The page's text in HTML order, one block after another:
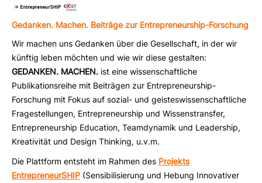
Gedanken. Machen. Beiträge zur Entrepreneurship-Forschung
Wir machen uns Gedanken über die Gesellschaft, in der wir
künftig leben möchten und wie wir diese gestalten:
GEDANKEN. MACHEN.ist eine wissenschaftliche
Publikationsreihe mit Beiträgen zur Entrepreneurship-
Forschung mit Fokus auf sozial- und geisteswissenschaftliche
Fragestellungen, Entrepreneurship und Wissenstransfer,
Entrepreneurship Education, Teamdynamik und Leadership,
Kreativität und Design Thinking, u.v.m.
Die Plattform entsteht im Rahmen des Projekts
EntrepreneurSHIP(Sensibilisierung und Hebung Innovativer